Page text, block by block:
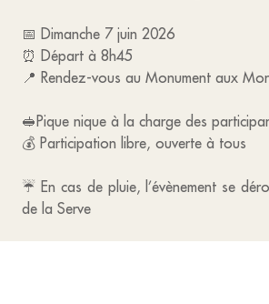
📅 Dimanche 7 juin 2026
⏰ Départ à 8h45
📍 Rendez-vous au Monument aux
🥪Pique nique à la charge des
💰 Participation libre, ouverte à tous
☔ En cas de pluie, l’évènement se
de la Serve